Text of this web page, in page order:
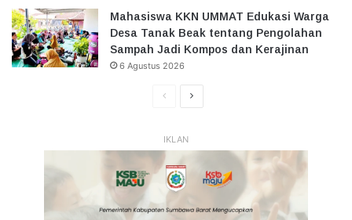
Mahasiswa KKN UMMAT Edukasi Warga
Desa Tanak Beak tentang Pengolahan
Sampah Jadi Kompos dan Kerajinan
6 Agustus 2026
HalamanHalaman
IKLAN